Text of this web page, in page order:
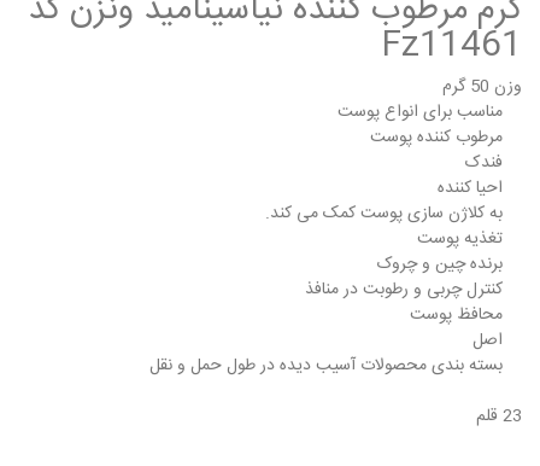
Fz11461
وزن 50 گرم
مناسب برای انواع پوست
مرطوب کننده پوست
فندک
احیا کننده
به کلاژن سازی پوست کمک می کند.
تغذیه پوست
برنده چین و چروک
کنترل چربی و رطوبت در منافذ
محافظ پوست
اصل
بسته بندی محصولات آسیب دیده در طول حمل و نقل
23 قلم